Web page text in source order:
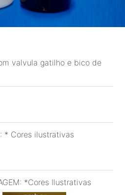
valvula gatilho e bico de
* Cores ilustrativas
*Cores Ilustrativas